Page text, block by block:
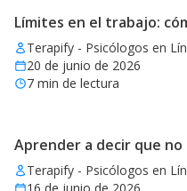
Límites en el trabajo:
Terapify - Psicólogos en
20 de junio de 2026
7 min de lectura
Aprender a decir que
Terapify - Psicólogos en
16 de junio de 2026